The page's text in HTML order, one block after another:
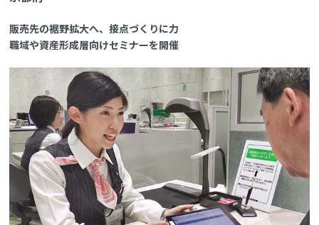
販売先の裾野拡大へ、接点づくりに力
職域や資産形成層向けセミナーを開催